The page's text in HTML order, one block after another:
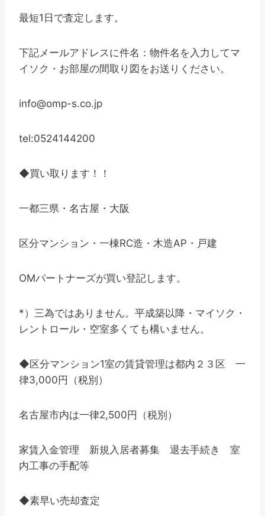
最短1日で査定します。
下記メールアドレスに件名：物件名を入力してマ
イソク・お部屋の間取り図をお送りください。
info@omp-s.co.jp
tel:0524144200
◆買い取ります！！
一都三県・名古屋・大阪
区分マンション・一棟RC造・木造AP・戸建
OMパートナーズが買い登記します。
*）三為ではありません。平成築以降・マイソク・
レントロール・空室多くても構いません。
◆区分マンション1室の賃貸管理は都内２３区 一
律3,000円（税別）
名古屋市内は一律2,500円（税別）
家賃入金管理 新規入居者募集 退去手続き 室
内工事の手配等
◆素早い売却査定